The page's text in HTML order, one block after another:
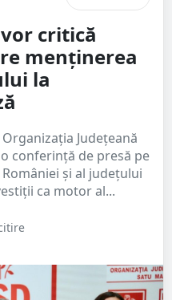
critică
menținerea
la
Județeană
conferință de presă pe
și al județului
ca motor al...